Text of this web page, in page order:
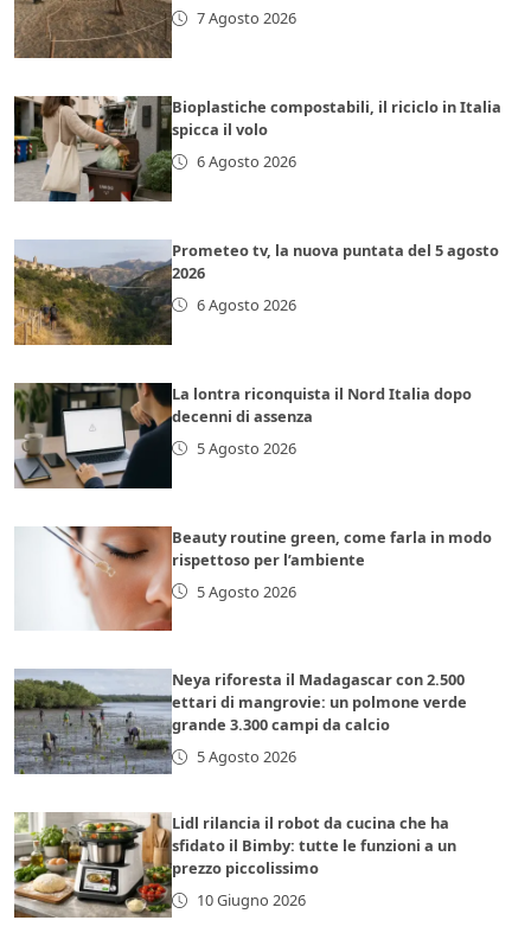
7 Agosto 2026
Bioplastiche compostabili, il riciclo in Italia
spicca il volo
6 Agosto 2026
Prometeo tv, la nuova puntata del 5 agosto
2026
6 Agosto 2026
La lontra riconquista il Nord Italia dopo
decenni di assenza
5 Agosto 2026
Beauty routine green, come farla in modo
rispettoso per l’ambiente
5 Agosto 2026
Neya riforesta il Madagascar con 2.500
ettari di mangrovie: un polmone verde
grande 3.300 campi da calcio
5 Agosto 2026
Lidl rilancia il robot da cucina che ha
sfidato il Bimby: tutte le funzioni a un
prezzo piccolissimo
10 Giugno 2026